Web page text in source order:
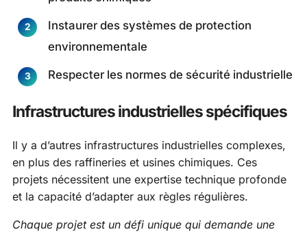
Instaurer des systèmes de protection
environnementale
Respecter les normes de sécurité industrielle
Infrastructures industrielles spécifiques
Il y a d’autres infrastructures industrielles complexes,
en plus des raffineries et usines chimiques. Ces
projets nécessitent une expertise technique profonde
et la capacité d’adapter aux règles régulières.
Chaque projet est un défi unique qui demande une